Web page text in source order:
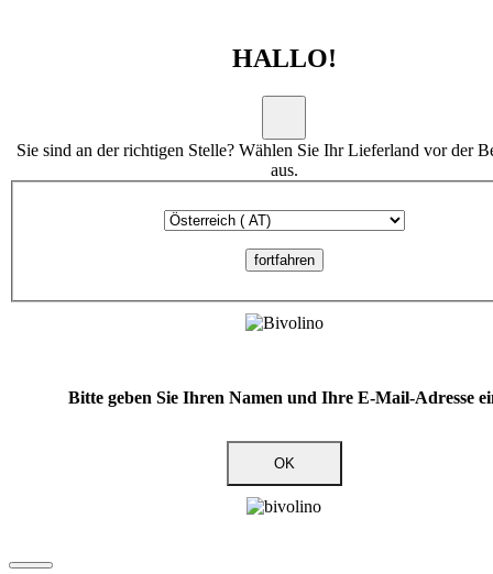
HALLO!
Sie sind an der richtigen Stelle? Wählen Sie Ihr Lieferland vor der
aus.
fortfahren
Bitte geben Sie Ihren Namen und Ihre E-Mail-Adresse
OK